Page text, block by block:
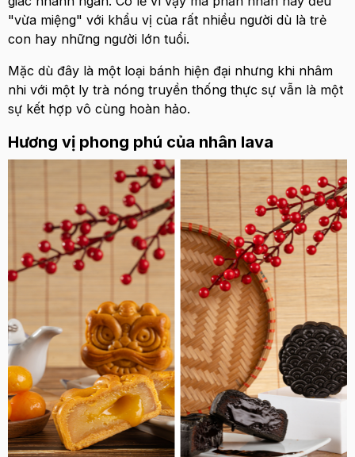
"vừa miệng" với khẩu vị của rất nhiều người dù là trẻ
con hay những người lớn tuổi.
Mặc dù đây là một loại bánh hiện đại nhưng khi nhâm
nhi với một ly trà nóng truyền thống thực sự vẫn là một
sự kết hợp vô cùng hoàn hảo.
Hương vị phong phú của nhân lava